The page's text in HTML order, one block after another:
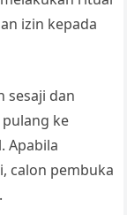
izin kepada
sesaji dan
ke
Apabila
calon pembuka